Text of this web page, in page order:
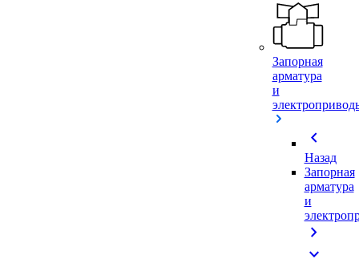
Запорная
арматура
и
chevron_left
Назад
Запорная
арматура
и
chevron_right
expand_more